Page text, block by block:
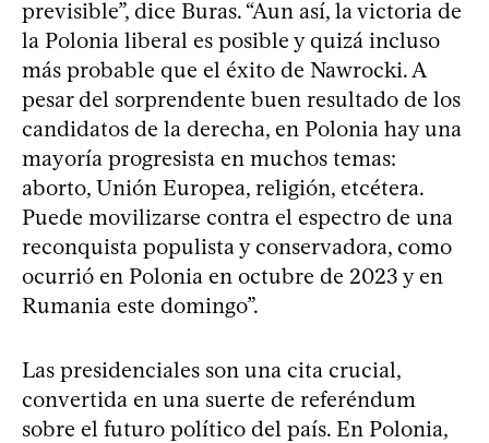
previsible”, dice Buras. “Aun así, la victoria de
la Polonia liberal es posible y quizá incluso
más probable que el éxito de Nawrocki. A
pesar del sorprendente buen resultado de los
candidatos de la derecha, en Polonia hay una
mayoría progresista en muchos temas:
aborto, Unión Europea, religión, etcétera.
Puede movilizarse contra el espectro de una
reconquista populista y conservadora, como
ocurrió en Polonia en octubre de 2023 y en
Rumania este domingo”.
Las presidenciales son una cita crucial,
convertida en una suerte de referéndum
sobre el futuro político del país. En Polonia,